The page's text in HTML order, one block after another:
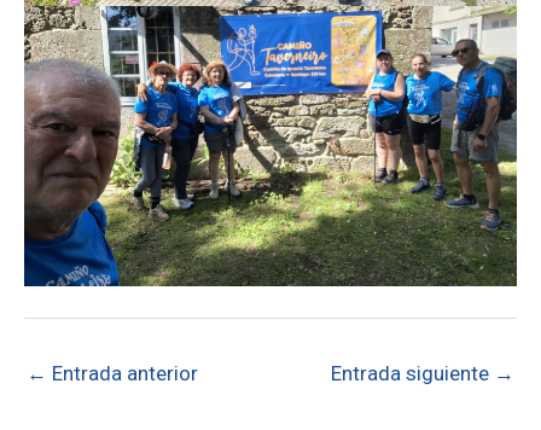
← Entrada anterior Entrada siguiente →